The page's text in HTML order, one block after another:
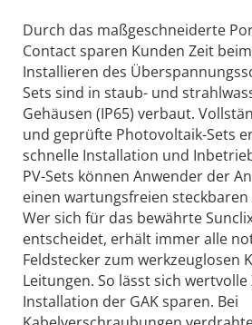
Durch das maßgeschneiderte
Contact sparen Kunden Zeit
Installieren des
Sets sind in staub- und
Gehäusen (IP65) verbaut.
und geprüfte Photovoltaik-Sets
schnelle Installation und
PV-Sets können Anwender der
einen wartungsfreien steckbaren
Wer sich für das bewährte
entscheidet, erhält immer alle
Feldstecker zum werkzeuglosen
Leitungen. So lässt sich
Installation der GAK sparen. Bei